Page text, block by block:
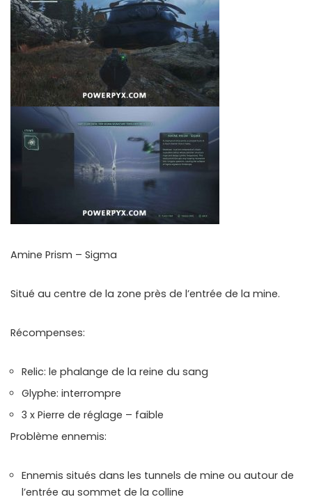
Amine Prism – Sigma
Situé au centre de la zone près de l’entrée de la mine.
Récompenses:
Relic: le phalange de la reine du sang
Glyphe: interrompre
3 x Pierre de réglage – faible
Problème ennemis:
Ennemis situés dans les tunnels de mine ou autour de
l’entrée au sommet de la colline